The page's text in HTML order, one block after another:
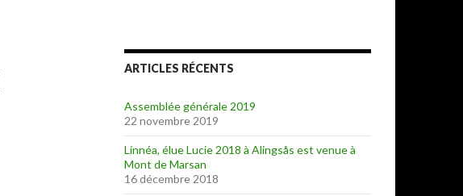
ARTICLES RÉCENTS
Assemblée générale 2019
22 novembre 2019
Linnéa, élue Lucie 2018 à Alingsås est venue à
Mont de Marsan
16 décembre 2018